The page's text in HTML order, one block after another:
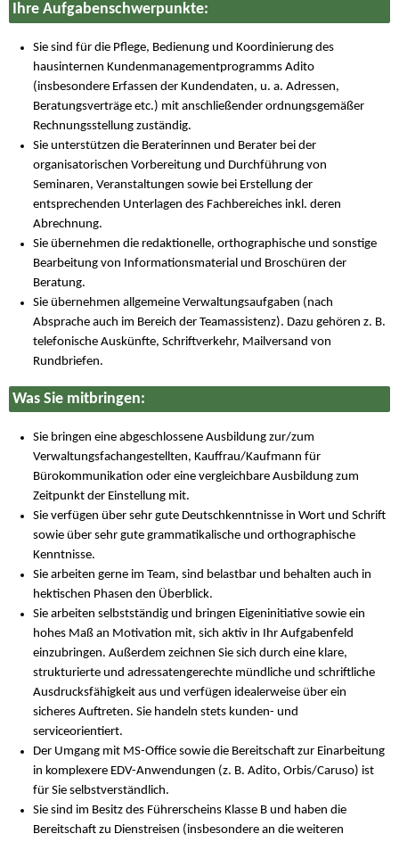
Ihre Aufgabenschwerpunkte:
Sie sind für die Pflege, Bedienung und Koordinierung des
hausinternen Kundenmanagementprogramms Adito
(insbesondere Erfassen der Kundendaten, u. a. Adressen,
Beratungsverträge etc.) mit anschließender ordnungsgemäßer
Rechnungsstellung zuständig.
Sie unterstützen die Beraterinnen und Berater bei der
organisatorischen Vorbereitung und Durchführung von
Seminaren, Veranstaltungen sowie bei Erstellung der
entsprechenden Unterlagen des Fachbereiches inkl. deren
Abrechnung.
Sie übernehmen die redaktionelle, orthographische und sonstige
Bearbeitung von Informationsmaterial und Broschüren der
Beratung.
Sie übernehmen allgemeine Verwaltungsaufgaben (nach
Absprache auch im Bereich der Teamassistenz). Dazu gehören z. B.
telefonische Auskünfte, Schriftverkehr, Mailversand von
Rundbriefen.
Was Sie mitbringen:
Sie bringen eine abgeschlossene Ausbildung zur/zum
Verwaltungsfachangestellten, Kauffrau/Kaufmann für
Bürokommunikation oder eine vergleichbare Ausbildung zum
Zeitpunkt der Einstellung mit.
Sie verfügen über sehr gute Deutschkenntnisse in Wort und Schrift
sowie über sehr gute grammatikalische und orthographische
Kenntnisse.
Sie arbeiten gerne im Team, sind belastbar und behalten auch in
hektischen Phasen den Überblick.
Sie arbeiten selbstständig und bringen Eigeninitiative sowie ein
hohes Maß an Motivation mit, sich aktiv in Ihr Aufgabenfeld
einzubringen. Außerdem zeichnen Sie sich durch eine klare,
strukturierte und adressatengerechte mündliche und schriftliche
Ausdrucksfähigkeit aus und verfügen idealerweise über ein
sicheres Auftreten. Sie handeln stets kunden- und
serviceorientiert.
Der Umgang mit MS-Office sowie die Bereitschaft zur Einarbeitung
in komplexere EDV-Anwendungen (z. B. Adito, Orbis/Caruso) ist
für Sie selbstverständlich.
Sie sind im Besitz des Führerscheins Klasse B und haben die
Bereitschaft zu Dienstreisen (insbesondere an die weiteren